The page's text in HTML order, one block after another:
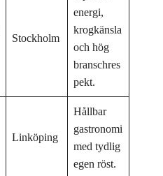
Stockholm
energi,
krogkänsla
och hög
branschres
pekt.
Linköping
Hållbar
gastronomi
med tydlig
egen röst.